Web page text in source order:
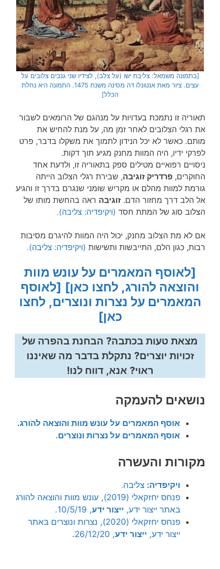
[בתמונה משמאל: צליבת ישו (על צלב), לצידיו שני גנבים צלובים על
עצים. ציור מאת אנטונלו דה מסינה משנת 1475. התמונה היא נחלת
הכלל]
תאוריה זו נתמכת בעדויות על מנהגם של הרומאים לשבור
את רגלי הצלובים לאחר זמן מה, על מנת להחיש את
מותם. כאשר לא יכל הנידון לתמוך את משקלו בדבר, פרט
לפרקי ידיו, היה המוות מחנק מגיע תוך דקות.
ניסויים רפואיים מטילים ספק בתאוריה זו, ולדעת אחד
החוקרים, פרדריק זוגיבה, שבירת רגלי הצלוב הייתה
גורמת למוות מהלם או מקריש שומני שנגרם בדרך זו והגיע
אל הלב דרך מחזור הדם. זוגיבה ראה בהחשת מותו של
הצלוב סוג של המתת חסד (ויקיפדיה: צליבה).
אם לא מת הצלוב מחנק, יכול היה המוות להיגרם מסיבות
רבות, כגון הלם, התייבשות ותשישות (ויקיפדיה: צליבה).
[לאוסף המאמרים על עונש מוות
והוצאה להורג, לחצו כאן] [לאוסף
המאמרים על נצרות ונוצרים, לחצו
כאן]
מצאת טעות בכתבה? הבחנת בהפרה של
זכויות יוצרים? נתקלת בדבר מה שאיננו
ראוי? אנא, דווח לנו!
נושאים להעמקה
אוסף המאמרים על עונש מוות והוצאה להורג.
אוסף המאמרים על נצרות ונוצרים.
מקורות והעשרה
ויקיפדיה: צליבה.
פנחס יחזקאלי (2019), עונש מוות והוצאה להורג
באתר ייצור ידע, ייצור ידע, 10/5/19.
פנחס יחזקאלי (2020), נצרות ונוצרים באתר
ייצור ידע, ייצור ידע, 26/12/20
.